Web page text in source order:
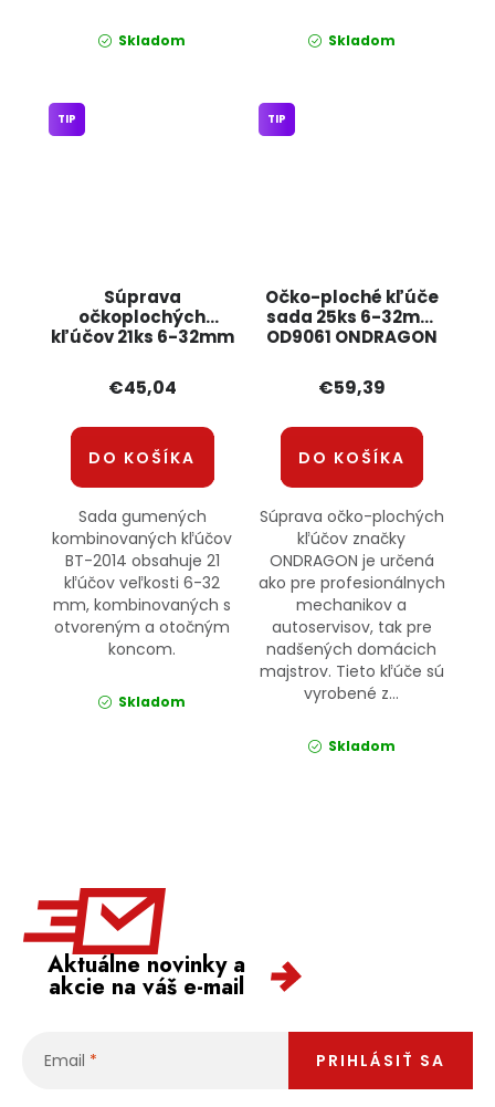
Skladom Skladom
Súprava
očkoplochých
kľúčov 21ks 6-32mm
TIP
€45,04
DO KOŠÍKA
Sada gumených
kombinovaných kľúčov
BT-2014 obsahuje 21
kľúčov veľkosti 6-32
mm, kombinovaných s
otvoreným a otočným
koncom.
Skladom
Očko-ploché kľúče
sada 25ks 6-32mm
OD9061 ONDRAGON
TIP
€59,39
DO KOŠÍKA
Súprava očko-plochých
kľúčov značky
ONDRAGON je určená
ako pre profesionálnych
mechanikov a
autoservisov, tak pre
nadšených domácich
majstrov. Tieto kľúče sú
vyrobené z...
Skladom
Aktuálne novinky a
akcie na váš e-mail
Email PRIHLÁSIŤ SA